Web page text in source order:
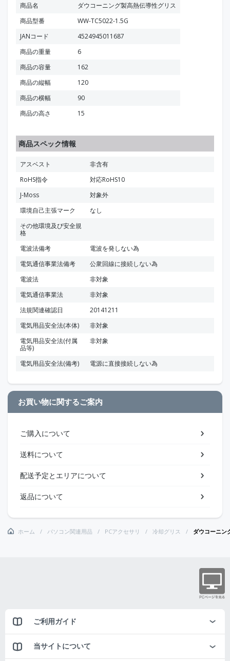
商品名
ダウコーニング製高熱伝導性グリス
商品型番
WW-TC5022-1.5G
JANコード
4524945011687
商品の重量
6
商品の容量
162
商品の縦幅
120
商品の横幅
90
商品の高さ
15
商品スペック情報
アスベスト
非含有
RoHS指令
対応RoHS10
J-Moss
対象外
環境自己主張マーク
なし
その他環境及び安全規
格
電波法備考
電波を発しない為
電気通信事業法備考
公衆回線に接続しない為
電波法
非対象
電気通信事業法
非対象
法規関連確認日
20141211
電気用品安全法(本体)
非対象
電気用品安全法(付属
品等)
非対象
電気用品安全法(備考) 電源に直接接続しない為
お買い物に関するご案内
ご購入について
送料について
配送予定とエリアについて
返品について
ホーム パソコン関連用品 PCアクセサリ 冷却グリス ダウコーニン
ご利用ガイド
当サイトについて